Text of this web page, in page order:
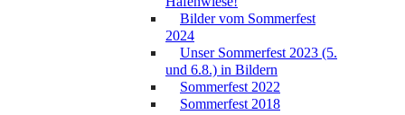
Bilder vom Sommerfest
2024
Unser Sommerfest 2023 (5.
und 6.8.) in Bildern
Sommerfest 2022
Sommerfest 2018